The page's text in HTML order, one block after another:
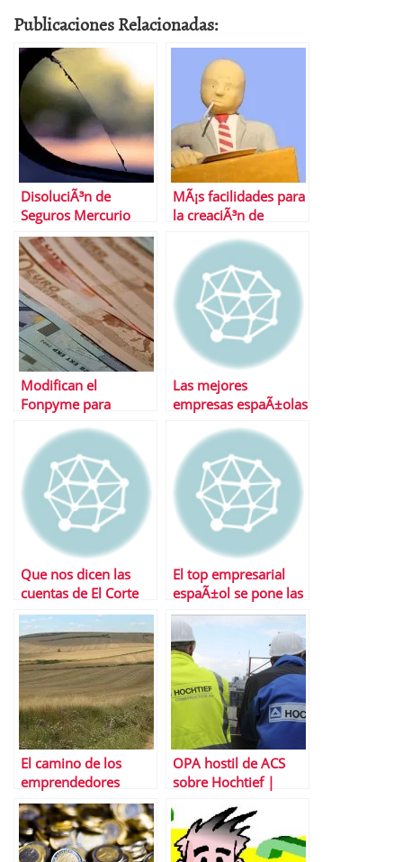
Publicaciones Relacionadas:
DisoluciÃ³n de
Seguros Mercurio
MÃ¡s facilidades para
la creaciÃ³n de
Modifican el
Fonpyme para
inversiones
Las mejores
empresas espaÃ±olas
Que nos dicen las
cuentas de El Corte
InglÃ©s
El top empresarial
espaÃ±ol se pone las
botas entre cÃ©dulas
y bonos
El camino de los
emprendedores
OPA hostil de ACS
sobre Hochtief |
churras de las
merinas